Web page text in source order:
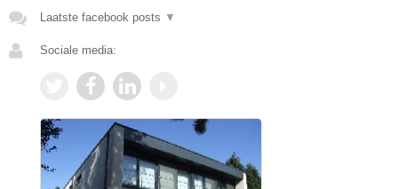
Laatste facebook posts ▼
Sociale media: